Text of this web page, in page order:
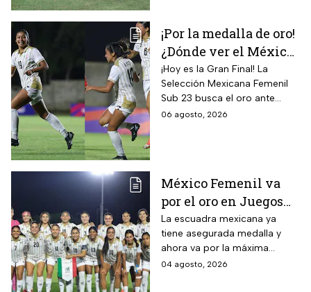
¡Por la medalla de oro!
¿Dónde ver el México
vs Colombia Femenil?
Así puedes seguir la
Gran Final EN VIVO
¡Hoy es la Gran Final! La
Selección Mexicana Femenil
Sub 23 busca el oro ante
Colombia en los Juegos
06 agosto, 2026
México Femenil va
por el oro en Juegos
Centroamericanos; ya
conoce a su rival
La escuadra mexicana ya
tiene asegurada medalla y
ahora va por la máxima
presea en los Juegos
04 agosto, 2026